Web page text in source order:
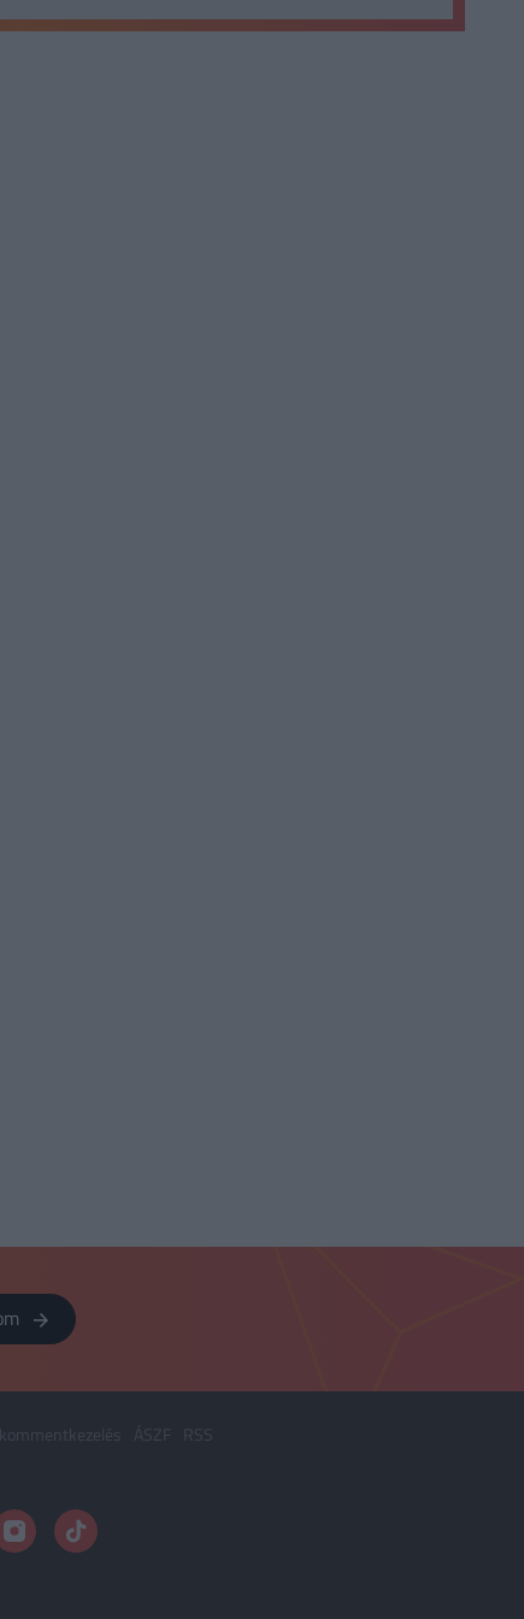
kommentkezelés ÁSZF RSS